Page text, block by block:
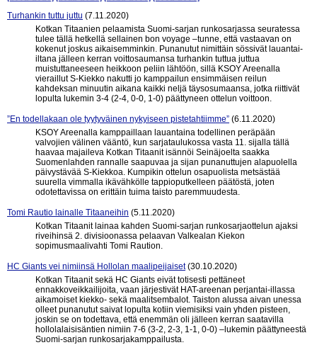
Turhankin tuttu juttu (7.11.2020)
Kotkan Titaanien pelaamista Suomi-sarjan runkosarjassa seuratessa
tulee tällä hetkellä sellainen bon voyage –tunne, että vastaavan on
kokenut joskus aikaisemminkin. Punanutut nimittäin sössivät lauantai-
iltana jälleen kerran voittosaumansa turhankin tuttua juttua
muistuttaneeseen heikkoon peliin lähtöön, sillä KSOY Areenalla
vieraillut S-Kiekko nakutti jo kamppailun ensimmäisen reilun
kahdeksan minuutin aikana kaikki neljä täysosumaansa, jotka riittivät
lopulta lukemin 3-4 (2-4, 0-0, 1-0) päättyneen ottelun voittoon.
”En todellakaan ole tyytyväinen nykyiseen pistetahtiimme” (6.11.2020)
KSOY Areenalla kamppaillaan lauantaina todellinen peräpään
valvojien välinen vääntö, kun sarjataulukossa vasta 11. sijalla tällä
haavaa majaileva Kotkan Titaanit isännöi Seinäjoelta saakka
Suomenlahden rannalle saapuvaa ja sijan punanuttujen alapuolella
päivystävää S-Kiekkoa. Kumpikin ottelun osapuolista metsästää
suurella vimmalla ikävähkölle tappioputkelleen päätöstä, joten
odotettavissa on erittäin tuima taisto paremmuudesta.
Tomi Rautio lainalle Titaaneihin (5.11.2020)
Kotkan Titaanit lainaa kahden Suomi-sarjan runkosarjaottelun ajaksi
riveihinsä 2. divisioonassa pelaavan Valkealan Kiekon
sopimusmaalivahti Tomi Raution.
HC Giants vei nimiinsä Hollolan maalipeijaiset (30.10.2020)
Kotkan Titaanit sekä HC Giants eivät totisesti pettäneet
ennakkoveikkailijoita, vaan järjestivät HAT-areenan perjantai-illassa
aikamoiset kiekko- sekä maalitsembalot. Taiston alussa aivan unessa
olleet punanutut saivat lopulta kotiin viemisiksi vain yhden pisteen,
joskin se on todettava, että enemmän oli jälleen kerran saatavilla
hollolalaisisäntien nimiin 7-6 (3-2, 2-3, 1-1, 0-0) –lukemin päättyneestä
Suomi-sarjan runkosarjakamppailusta.